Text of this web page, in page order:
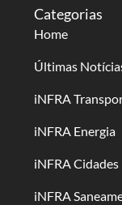
Categorias
Home
Últimas
iNFRA
iNFRA Energia
iNFRA Cidades
iNFRA